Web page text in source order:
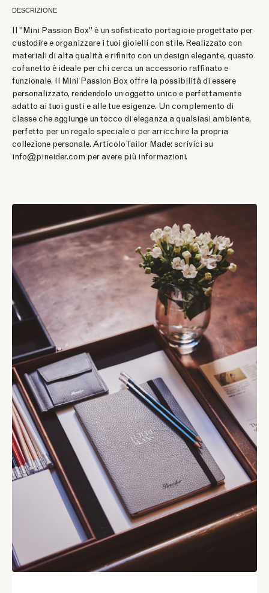
DESCRIZIONE
Il "Mini Passion Box" è un sofisticato portagioie progettato per
custodire e organizzare i tuoi gioielli con stile. Realizzato con
materiali di alta qualità e rifinito con un design elegante, questo
cofanetto è ideale per chi cerca un accessorio raffinato e
funzionale. Il Mini Passion Box offre la possibilità di essere
personalizzato, rendendolo un oggetto unico e perfettamente
adatto ai tuoi gusti e alle tue esigenze. Un complemento di
classe che aggiunge un tocco di eleganza a qualsiasi ambiente,
perfetto per un regalo speciale o per arricchire la propria
collezione personale. Articolo Tailor Made: scrivici su
info@pineider.com per avere più informazioni.